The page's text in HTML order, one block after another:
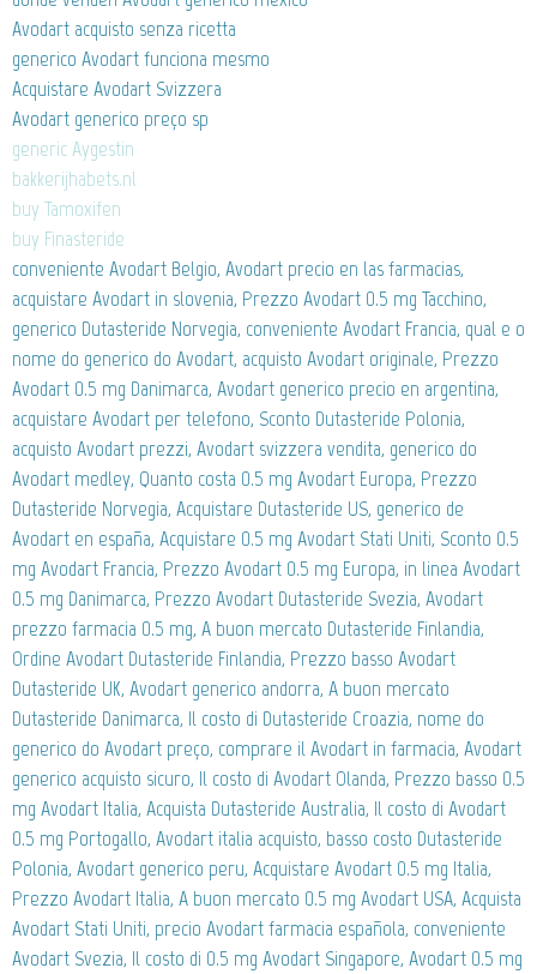
Avodart acquisto senza ricetta
generico Avodart funciona mesmo
Acquistare Avodart Svizzera
Avodart generico preço sp
generic Aygestin
bakkerijhabets.nl
buy Tamoxifen
buy Finasteride
conveniente Avodart Belgio, Avodart precio en las farmacias,
acquistare Avodart in slovenia, Prezzo Avodart 0.5 mg Tacchino,
generico Dutasteride Norvegia, conveniente Avodart Francia, qual e o
nome do generico do Avodart, acquisto Avodart originale, Prezzo
Avodart 0.5 mg Danimarca, Avodart generico precio en argentina,
acquistare Avodart per telefono, Sconto Dutasteride Polonia,
acquisto Avodart prezzi, Avodart svizzera vendita, generico do
Avodart medley, Quanto costa 0.5 mg Avodart Europa, Prezzo
Dutasteride Norvegia, Acquistare Dutasteride US, generico de
Avodart en españa, Acquistare 0.5 mg Avodart Stati Uniti, Sconto 0.5
mg Avodart Francia, Prezzo Avodart 0.5 mg Europa, in linea Avodart
0.5 mg Danimarca, Prezzo Avodart Dutasteride Svezia, Avodart
prezzo farmacia 0.5 mg, A buon mercato Dutasteride Finlandia,
Ordine Avodart Dutasteride Finlandia, Prezzo basso Avodart
Dutasteride UK, Avodart generico andorra, A buon mercato
Dutasteride Danimarca, Il costo di Dutasteride Croazia, nome do
generico do Avodart preço, comprare il Avodart in farmacia, Avodart
generico acquisto sicuro, Il costo di Avodart Olanda, Prezzo basso 0.5
mg Avodart Italia, Acquista Dutasteride Australia, Il costo di Avodart
0.5 mg Portogallo, Avodart italia acquisto, basso costo Dutasteride
Polonia, Avodart generico peru, Acquistare Avodart 0.5 mg Italia,
Prezzo Avodart Italia, A buon mercato 0.5 mg Avodart USA, Acquista
Avodart Stati Uniti, precio Avodart farmacia española, conveniente
Avodart Svezia, Il costo di 0.5 mg Avodart Singapore, Avodart 0.5 mg